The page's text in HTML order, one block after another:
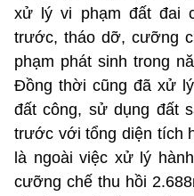
xử lý vi phạm đất đai
trước, tháo dỡ, cưỡng
phạm phát sinh trong
Đồng thời cũng đã xử
đất công, sử dụng đất
trước với tổng diện tích
là ngoài việc xử lý
cưỡng chế thu hồi